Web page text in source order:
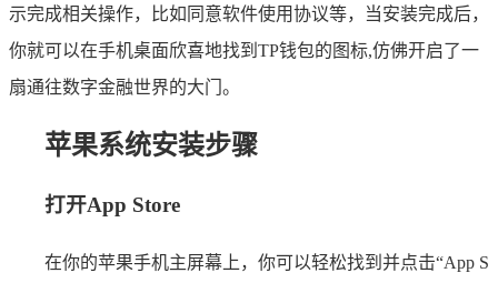
示完成相关操作，比如同意软件使用协议等，当安装完成后，
你就可以在手机桌面欣喜地找到TP钱包的图标,仿佛开启了一
扇通往数字金融世界的大门。
苹果系统安装步骤
打开App Store
在你的苹果手机主屏幕上，你可以轻松找到并点击“App S